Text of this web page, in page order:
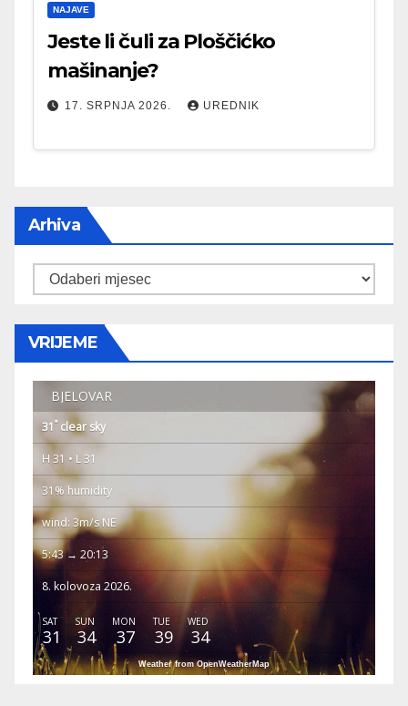
NAJAVE
Jeste li čuli za Ploščićko
mašinanje?
17. SRPNJA 2026. UREDNIK
Arhiva
Arhiva
VRIJEME
BJELOVAR
31° clear sky
H 31 • L 31
31% humidity
wind: 3m/s NE
5:43 → 20:13
8. kolovoza 2026.
SAT
31
SUN
34
MON
37
TUE
39
WED
34
Weather from OpenWeatherMap